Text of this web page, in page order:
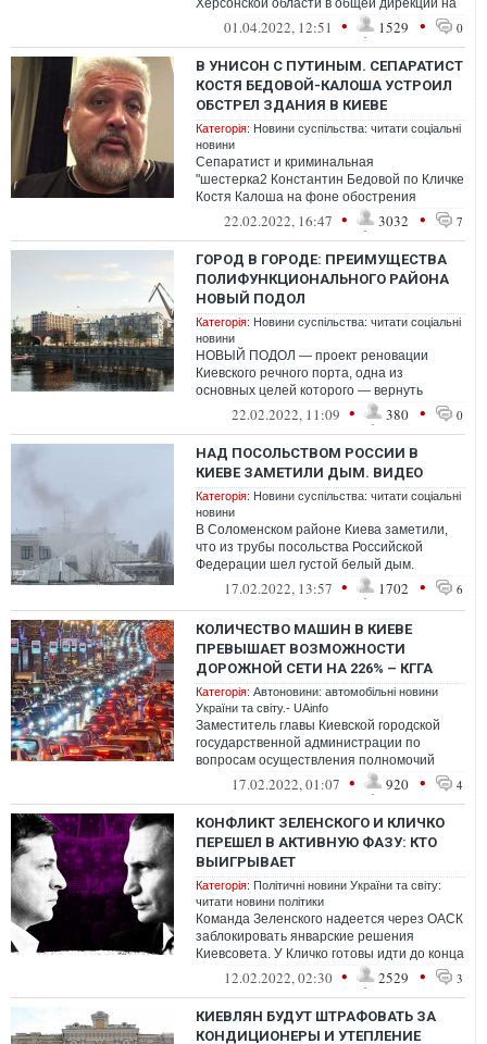
Херсонской области в общей дирекции на
Червоный Яр - Берислав...
01.04.2022, 12:51 • 1529 • 0
В УНИСОН С ПУТИНЫМ. СЕПАРАТИСТ
КОСТЯ БЕДОВОЙ-КАЛОША УСТРОИЛ
ОБСТРЕЛ ЗДАНИЯ В КИЕВЕ
Категорія: Новини суспільства: читати соціальні
новини
Сепаратист и криминальная
"шестерка2 Константин Бедовой по Кличке
Костя Калоша на фоне обострения
ситуации на Донбассе устраивает
вооруженные провокац...
22.02.2022, 16:47 • 3032 • 7
ГОРОД В ГОРОДЕ: ПРЕИМУЩЕСТВА
ПОЛИФУНКЦИОНАЛЬНОГО РАЙОНА
НОВЫЙ ПОДОЛ
Категорія: Новини суспільства: читати соціальні
новини
НОВЫЙ ПОДОЛ — проект реновации
Киевского речного порта, одна из
основных целей которого — вернуть
жителям Киева доступ к реке.
22.02.2022, 11:09 • 380 • 0
НАД ПОСОЛЬСТВОМ РОССИИ В
КИЕВЕ ЗАМЕТИЛИ ДЫМ. ВИДЕО
Категорія: Новини суспільства: читати соціальні
новини
В Соломенском районе Киева заметили,
что из трубы посольства Российской
Федерации шел густой белый дым.
Свидетели события предположили, что
17.02.2022, 13:57 • 1702 • 6
КОЛИЧЕСТВО МАШИН В КИЕВЕ
ПРЕВЫШАЕТ ВОЗМОЖНОСТИ
ДОРОЖНОЙ СЕТИ НА 226% – КГГА
Категорія: Автоновини: автомобільні новини
України та світу.- UAinfo
Заместитель главы Киевской городской
государственной администрации по
вопросам осуществления полномочий
самоуправления Константин Усов
рассказал о том...
17.02.2022, 01:07 • 920 • 4
КОНФЛИКТ ЗЕЛЕНСКОГО И КЛИЧКО
ПЕРЕШЕЛ В АКТИВНУЮ ФАЗУ: КТО
ВЫИГРЫВАЕТ
Категорія: Політичні новини України та світу:
читати новини політики
Команда Зеленского надеется через ОАСК
заблокировать январские решения
Киевсовета. У Кличко готовы идти до конца
и провести выборы в райсоветы Киева…
12.02.2022, 02:30 • 2529 • 3
КИЕВЛЯН БУДУТ ШТРАФОВАТЬ ЗА
КОНДИЦИОНЕРЫ И УТЕПЛЕНИЕ